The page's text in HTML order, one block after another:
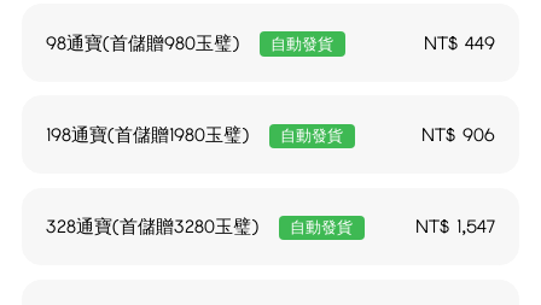
98通寶(首儲贈980玉璧) 自動發貨 NT$449
198通寶(首儲贈1980玉璧) 自動發貨 NT$906
328通寶(首儲贈3280玉璧) 自動發貨 NT$ 1,547